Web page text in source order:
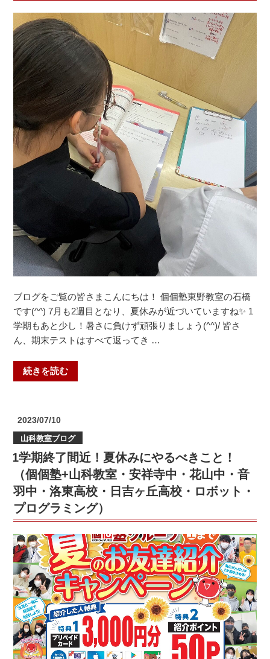
＠
個
個
塾
ひ
ら
か
た
枚
方
御
殿
【小
倉
小・
山
第
一
小・
島
小・
渚
西
中・
枚
方
第
の
ブログをご覧の皆さまこんにちは！ 個個塾東野教室の石橋
です(^^) 7月も2週目となり、夏休みが近づいていますね✨ 1
学期もあと少し！暑さに負けず頑張りましょう(^^)/ 皆さ
ん、期末テストはすべて返ってき …
“テ
ス
っ
て
き
た
ら
何
し
た
ら
い
い？
個
個
塾
続きを読む
投
日:
2023/07/10
山科教室ブログ
1学期終了間近！夏休みにやるべきこと！
（個個塾+山科教室・安祥寺中・花山中・音
羽中・洛東高校・日吉ヶ丘高校・ロボット・
プログラミング）